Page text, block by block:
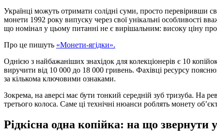
Українці можуть отримати солідні суми, просто перевіривши
монети 1992 року випуску через свої унікальні особливості
що номінал у цьому питанні не є вирішальним: високу ціну
Про це пишуть «Монети-ягідки».
Однією з найбажаніших знахідок для колекціонерів є 10
виручити від 10 000 до 18 000 гривень. Фахівці ресурсу
за кількома ключовими ознаками.
Зокрема, на аверсі має бути тонкий середній зуб тризуба. На
третього колоса. Саме ці технічні нюанси роблять монету
Рідкісна одна копійка: на що звернути